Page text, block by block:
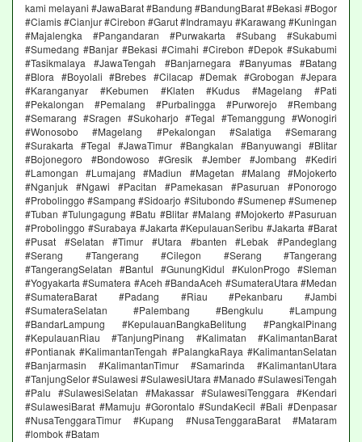
kami melayani #JawaBarat #Bandung #BandungBarat #Bekasi #Bogor
#Ciamis #Cianjur #Cirebon #Garut #Indramayu #Karawang #Kuningan
#Majalengka #Pangandaran #Purwakarta #Subang #Sukabumi
#Sumedang #Banjar #Bekasi #Cimahi #Cirebon #Depok #Sukabumi
#Tasikmalaya #JawaTengah #Banjarnegara #Banyumas #Batang
#Blora #Boyolali #Brebes #Cilacap #Demak #Grobogan #Jepara
#Karanganyar #Kebumen #Klaten #Kudus #Magelang #Pati
#Pekalongan #Pemalang #Purbalingga #Purworejo #Rembang
#Semarang #Sragen #Sukoharjo #Tegal #Temanggung #Wonogiri
#Wonosobo #Magelang #Pekalongan #Salatiga #Semarang
#Surakarta #Tegal #JawaTimur #Bangkalan #Banyuwangi #Blitar
#Bojonegoro #Bondowoso #Gresik #Jember #Jombang #Kediri
#Lamongan #Lumajang #Madiun #Magetan #Malang #Mojokerto
#Nganjuk #Ngawi #Pacitan #Pamekasan #Pasuruan #Ponorogo
#Probolinggo #Sampang #Sidoarjo #Situbondo #Sumenep #Sumenep
#Tuban #Tulungagung #Batu #Blitar #Malang #Mojokerto #Pasuruan
#Probolinggo #Surabaya #Jakarta #KepulauanSeribu #Jakarta #Barat
#Pusat #Selatan #Timur #Utara #banten #Lebak #Pandeglang
#Serang #Tangerang #Cilegon #Serang #Tangerang
#TangerangSelatan #Bantul #GunungKidul #KulonProgo #Sleman
#Yogyakarta #Sumatera #Aceh #BandaAceh #SumateraUtara #Medan
#SumateraBarat #Padang #Riau #Pekanbaru #Jambi
#SumateraSelatan #Palembang #Bengkulu #Lampung
#BandarLampung #KepulauanBangkaBelitung #PangkalPinang
#KepulauanRiau #TanjungPinang #Kalimatan #KalimantanBarat
#Pontianak #KalimantanTengah #PalangkaRaya #KalimantanSelatan
#Banjarmasin #KalimantanTimur #Samarinda #KalimantanUtara
#TanjungSelor #Sulawesi #SulawesiUtara #Manado #SulawesiTengah
#Palu #SulawesiSelatan #Makassar #SulawesiTenggara #Kendari
#SulawesiBarat #Mamuju #Gorontalo #SundaKecil #Bali #Denpasar
#NusaTenggaraTimur #Kupang #NusaTenggaraBarat #Mataram
#lombok #Batam